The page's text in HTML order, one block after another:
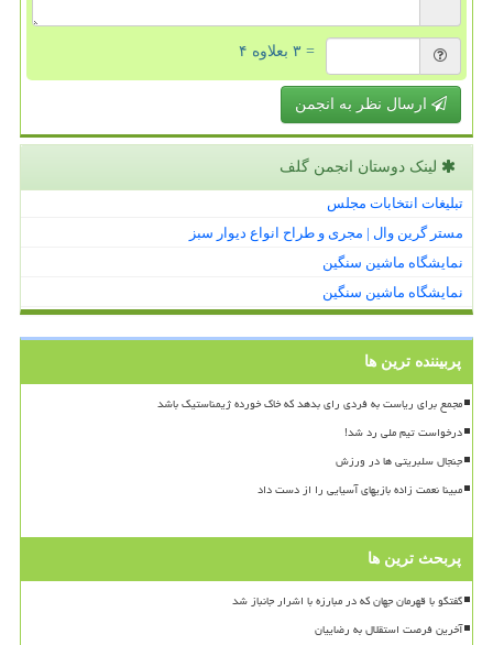
= ۳ بعلاوه ۴
ارسال نظر به انجمن
لینک دوستان انجمن گلف
تبلیغات انتخابات مجلس
مستر گرین وال | مجری و طراح انواع دیوار سبز
نمایشگاه ماشین سنگین
نمایشگاه ماشین سنگین
پربیننده ترین ها
مجمع برای ریاست به فردی رای بدهد که خاک خورده ژیمناستیک باشد
درخواست تیم ملی رد شد!
جنجال سلبریتی ها در ورزش
مبینا نعمت زاده بازیهای آسیایی را از دست داد
پربحث ترین ها
گفتگو با قهرمان جهان که در مبارزه با اشرار جانباز شد
آخرین فرصت استقلال به رضاییان